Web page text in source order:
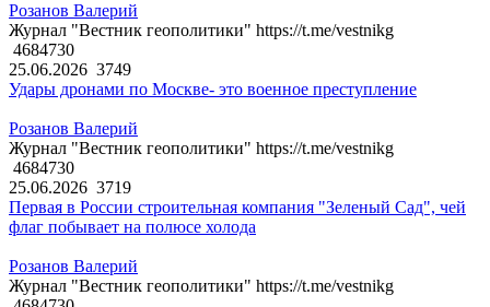
Розанов Валерий
Журнал "Вестник геополитики" https://t.me/vestnikg
4684730
25.06.2026 3749
Удары дронами по Москве- это военное преступление
Розанов Валерий
Журнал "Вестник геополитики" https://t.me/vestnikg
4684730
25.06.2026 3719
Первая в России строительная компания "Зеленый Сад", чей
флаг побывает на полюсе холода
Розанов Валерий
Журнал "Вестник геополитики" https://t.me/vestnikg